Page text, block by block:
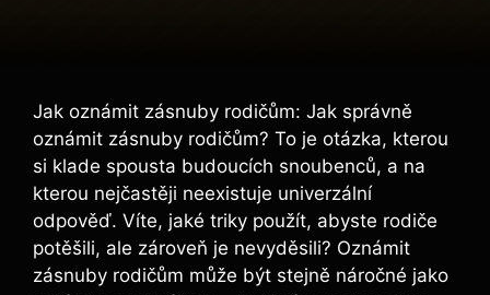
Jak oznámit zásnuby rodičům: Jak správně
oznámit zásnuby rodičům? To je otázka, kterou
si klade spousta budoucích snoubenců, a na
kterou nejčastěji neexistuje univerzální
odpověď. Víte, jaké triky použít, abyste rodiče
potěšili, ale zároveň je nevyděsili? Oznámit
zásnuby rodičům může být stejně náročné jako